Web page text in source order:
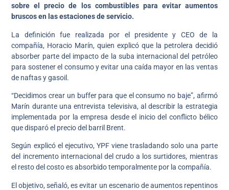
sobre el precio de los combustibles para evitar aumentos
bruscos en las estaciones de servicio.
La definición fue realizada por el presidente y CEO de la
compañía, Horacio Marín, quien explicó que la petrolera decidió
absorber parte del impacto de la suba internacional del petróleo
para sostener el consumo y evitar una caída mayor en las ventas
de naftas y gasoil.
“Decidimos crear un buffer para que el consumo no baje”, afirmó
Marín durante una entrevista televisiva, al describir la estrategia
implementada por la empresa desde el inicio del conflicto bélico
que disparó el precio del barril Brent.
Según explicó el ejecutivo, YPF viene trasladando solo una parte
del incremento internacional del crudo a los surtidores, mientras
el resto del costo es absorbido temporalmente por la compañía.
El objetivo, señaló, es evitar un escenario de aumentos repentinos